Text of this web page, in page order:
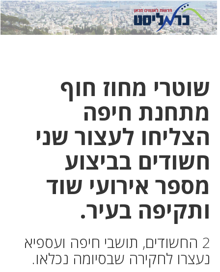
לחץ
כאן
לחץ
כדי
שוטרי מחוז חוף
מתחנת חיפה
הצליחו לעצור שני
חשודים בביצוע
מספר אירועי שוד
ותקיפה בעיר.
2 החשודים, תושבי חיפה ועספיא
נעצרו לחקירה שבסיומה נכלאו.